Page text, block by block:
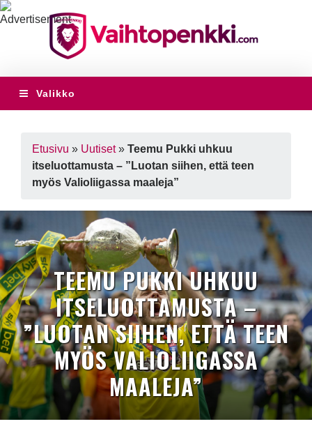
Valikko
Etusivu » Uutiset» Teemu Pukki uhkuu
itseluottamusta – ”Luotan siihen, että teen
myös Valioliigassa maaleja”
TEEMU PUKKI UHKUU
ITSELUOTTAMUSTA –
”LUOTAN SIIHEN, ETTÄ TEEN
MYÖS VALIOLIIGASSA
MAALEJA”